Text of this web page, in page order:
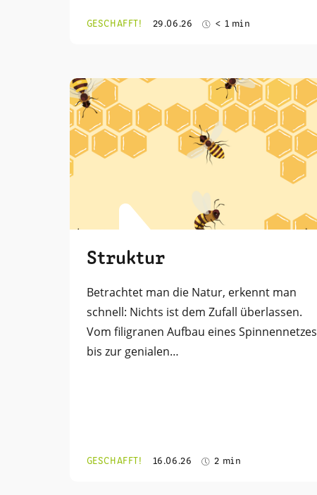
GESCHAFFT! 29.06.26 < 1 min
Struktur
Betrachtet man die Natur, erkennt man
schnell: Nichts ist dem Zufall überlassen.
Vom filigranen Aufbau eines Spinnennetzes
bis zur genialen…
GESCHAFFT! 16.06.26 2 min